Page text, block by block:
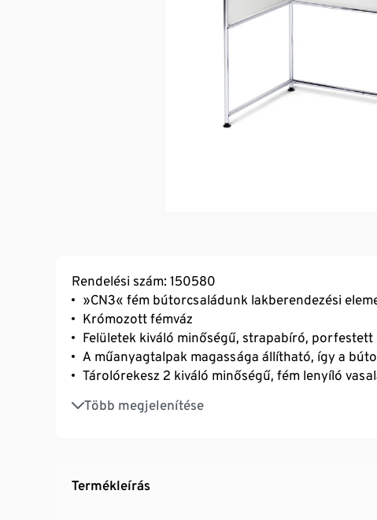
Rendelési szám: 150580
»CN3« fém bútorcsaládunk lakberendezési
Krómozott fémváz
Felületek kiváló minőségű, strapabíró, porfestett
A műanyagtalpak magassága állítható, így a
Tárolórekesz 2 kiváló minőségű, fém lenyíló
Több megjelenítése
Funkcionális, egyenes vonalú kivitel nyitott és
Szinte minden munkahelyi és otthoni irodába illik
Termékleírás